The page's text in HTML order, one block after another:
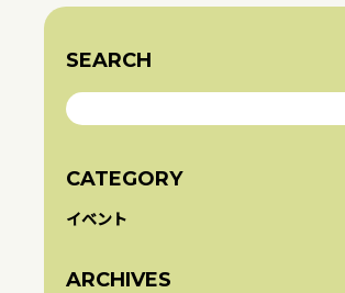
SEARCH
CATEGORY
イベント
ARCHIVES